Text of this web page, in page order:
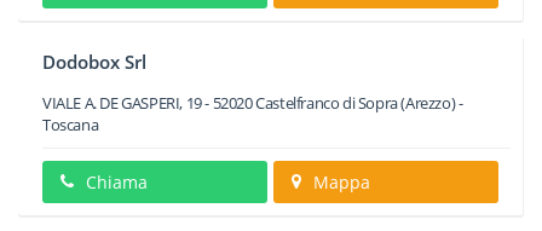
Dodobox Srl
VIALE A. DE GASPERI, 19- 52020Castelfranco di Sopra(Arezzo) -
Toscana
Chiama Mappa